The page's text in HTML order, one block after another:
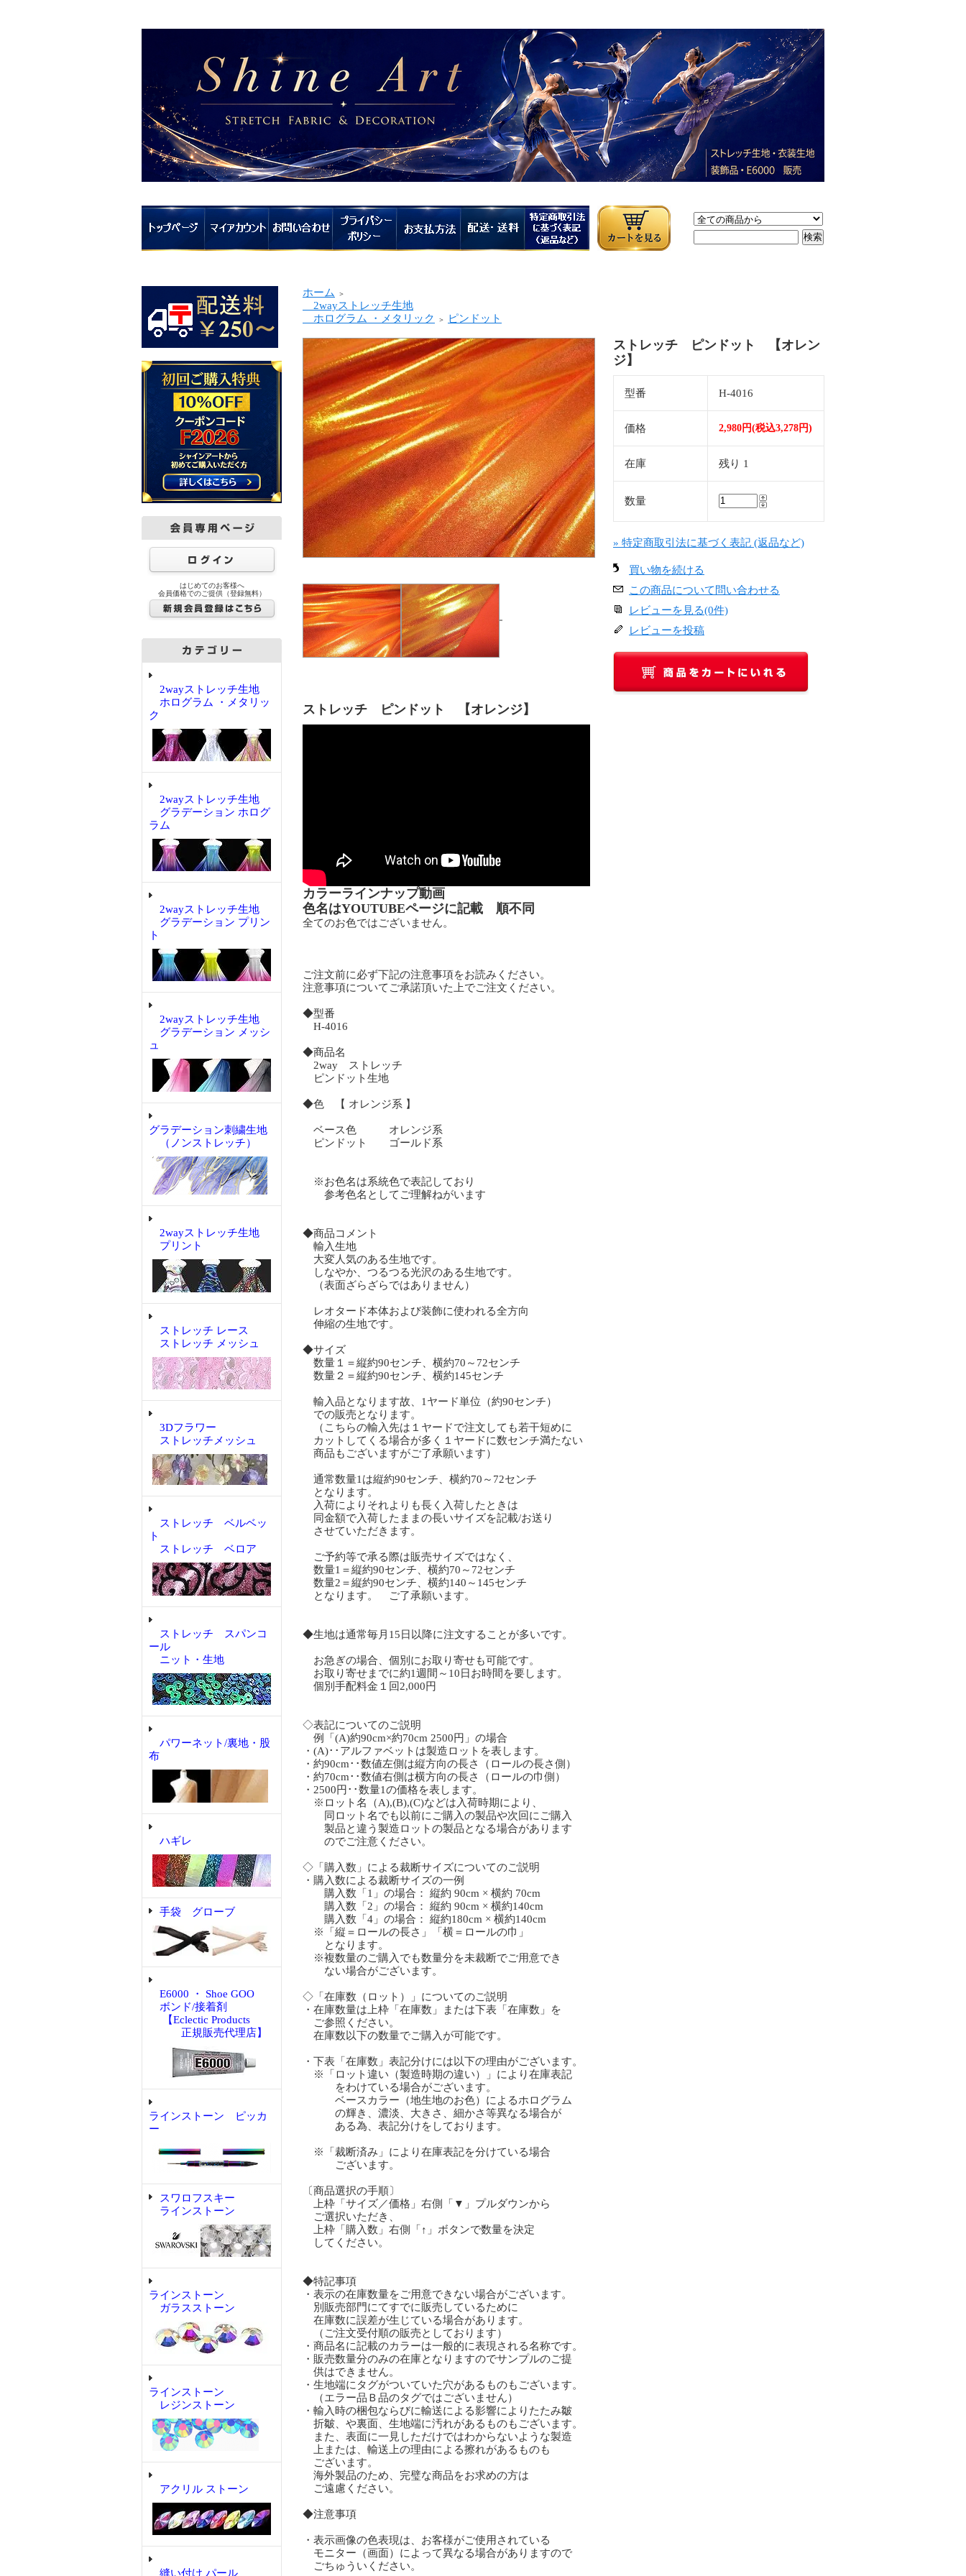
はじめてのお客様へ
会員価格でのご提供（登録無料）
2wayストレッチ生地
ホログラム ・メタリッ
ク
2wayストレッチ生地
グラデーション ホログ
ラム
2wayストレッチ生地
グラデーション プリン
ト
2wayストレッチ生地
グラデーション メッシ
ュ
グラデーション刺繍生地
（ノンストレッチ）
2wayストレッチ生地
プリント
ストレッチ レース
ストレッチ メッシュ
3Dフラワー
ストレッチメッシュ
ストレッチ ベルベッ
ト
ストレッチ ベロア
ストレッチ スパンコ
ール
ニット・生地
パワーネット/裏地・股
布
ハギレ
手袋 グローブ
E6000 ・ Shoe GOO
ボンド/接着剤
【Eclectic Products
正規販売代理店】
ラインストーン ピッカ
ー
スワロフスキー
ラインストーン
ラインストーン
ガラスストーン
ラインストーン
レジンストーン
アクリル ストーン
縫い付け パール
ホーム ＞
2wayストレッチ生地
ホログラム ・メタリック
＞ ピンドット
ストレッチ ピンドット 【オレン
ジ】
型番 H-4016
価格 2,980円(税込3,278円)
在庫 残り 1
数量
» 特定商取引法に基づく表記 (返品など)
買い物を続ける
この商品について問い合わせる
レビューを見る(0件)
レビューを投稿
ストレッチ ピンドット 【オレンジ】
カラーラインナップ動画
色名はYOUTUBEページに記載 順不同
全てのお色ではございません。
ご注文前に必ず下記の注意事項をお読みください。
注意事項についてご承諾頂いた上でご注文ください。
◆型番
H-4016
◆商品名
2way ストレッチ
ピンドット生地
◆色 【 オレンジ系 】
ベース色 オレンジ系
ピンドット ゴールド系
※お色名は系統色で表記しており
参考色名としてご理解ねがいます
◆商品コメント
輸入生地
大変人気のある生地です。
しなやか、つるつる光沢のある生地です。
（表面ざらざらではありません）
レオタード本体および装飾に使われる全方向
伸縮の生地です。
◆サイズ
数量１＝縦約90センチ、横約70～72センチ
数量２＝縦約90センチ、横約145センチ
輸入品となります故、1ヤード単位（約90センチ）
での販売となります。
（こちらの輸入先は１ヤードで注文しても若干短めに
カットしてくる場合が多く１ヤードに数センチ満たない
商品もございますがご了承願います）
通常数量1は縦約90センチ、横約70～72センチ
となります。
入荷によりそれよりも長く入荷したときは
同金額で入荷したままの長いサイズを記載/お送り
させていただきます。
ご予約等で承る際は販売サイズではなく、
数量1＝縦約90センチ、横約70～72センチ
数量2＝縦約90センチ、横約140～145センチ
となります。 ご了承願います。
◆生地は通常毎月15日以降に注文することが多いです。
お急ぎの場合、個別にお取り寄せも可能です。
お取り寄せまでに約1週間～10日お時間を要します。
個別手配料金１回2,000円
◇表記についてのご説明
例「(A)約90cm×約70cm 2500円」の場合
・(A)･･アルファベットは製造ロットを表します。
・約90cm･･数値左側は縦方向の長さ（ロールの長さ側）
・約70cm･･数値右側は横方向の長さ（ロールの巾側）
・2500円･･数量1の価格を表します。
※ロット名（A),(B),(C)などは入荷時期により、
同ロット名でも以前にご購入の製品や次回にご購入
製品と違う製造ロットの製品となる場合があります
のでご注意ください。
◇「購入数」による裁断サイズについてのご説明
・購入数による裁断サイズの一例
購入数「1」の場合： 縦約 90cm × 横約 70cm
購入数「2」の場合： 縦約 90cm × 横約140cm
購入数「4」の場合： 縦約180cm × 横約140cm
※「縦＝ロールの長さ」「横＝ロールの巾」
となります。
※複数量のご購入でも数量分を未裁断でご用意でき
ない場合がございます。
◇「在庫数（ロット）」についてのご説明
・在庫数量は上枠「在庫数」または下表「在庫数」を
ご参照ください。
在庫数以下の数量でご購入が可能です。
・下表「在庫数」表記分けには以下の理由がございます。
※「ロット違い（製造時期の違い）」により在庫表記
をわけている場合がございます。
ベースカラー（地生地のお色）によるホログラム
の輝き、濃淡、大きさ、細かさ等異なる場合が
ある為、表記分けをしております。
※「裁断済み」により在庫表記を分けている場合
ございます。
〔商品選択の手順〕
上枠「サイズ／価格」右側「▼」プルダウンから
ご選択いただき、
上枠「購入数」右側「↑」ボタンで数量を決定
してください。
◆特記事項
・表示の在庫数量をご用意できない場合がございます。
別販売部門にてすでに販売しているために
在庫数に誤差が生じている場合があります。
（ご注文受付順の販売としております）
・商品名に記載のカラーは一般的に表現される名称です。
・販売数量分のみの在庫となりますのでサンプルのご提
供はできません。
・生地端にタグがついていた穴があるものもございます。
（エラー品Ｂ品のタグではございません）
・輸入時の梱包ならびに輸送による影響によりたたみ皺
折皺、や裏面、生地端に汚れがあるものもございます。
また、表面に一見しただけではわからないような製造
上または、輸送上の理由による擦れがあるものも
ございます。
海外製品のため、完璧な商品をお求めの方は
ご遠慮ください。
◆注意事項
・表示画像の色表現は、お客様がご使用されている
モニター（画面）によって異なる場合がありますので
ごちゅういください。